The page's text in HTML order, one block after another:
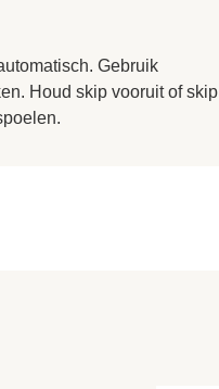
Gebruik
Houd skip vooruit of skip